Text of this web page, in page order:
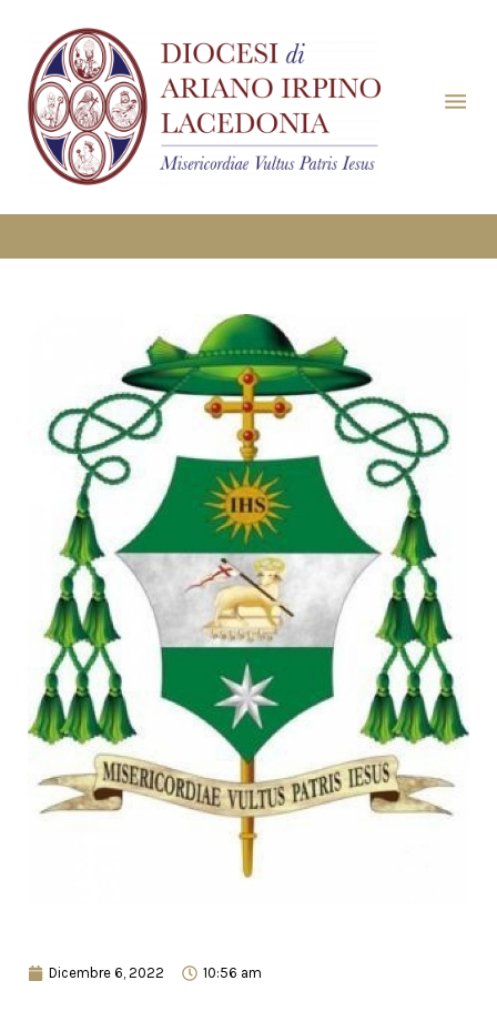
Dicembre 6, 2022 10:56 am